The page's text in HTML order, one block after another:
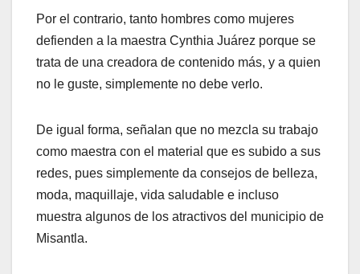
Por el contrario, tanto hombres como mujeres
defienden a la maestra Cynthia Juárez porque se
trata de una creadora de contenido más, y a quien
no le guste, simplemente no debe verlo.
De igual forma, señalan que no mezcla su trabajo
como maestra con el material que es subido a sus
redes, pues simplemente da consejos de belleza,
moda, maquillaje, vida saludable e incluso
muestra algunos de los atractivos del municipio de
Misantla.